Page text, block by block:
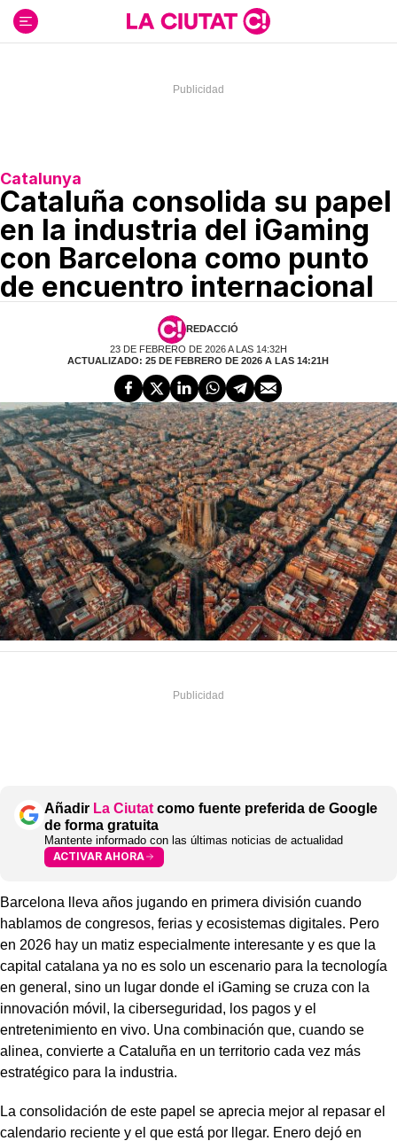
contenido
Catalunya
Cataluña consolida su papel
en la industria del iGaming
con Barcelona como punto
de encuentro internacional
REDACCIÓ
23 DE FEBRERO DE 2026 A LAS 14:32H
ACTUALIZADO: 25 DE FEBRERO DE 2026 A LAS 14:21H
Añadir La Ciutat como fuente preferida de Google
de forma gratuita
Mantente informado con las últimas noticias de actualidad
ACTIVAR AHORA
Barcelona lleva años jugando en primera división cuando
hablamos de congresos, ferias y ecosistemas digitales. Pero
en 2026 hay un matiz especialmente interesante y es que la
capital catalana ya no es solo un escenario para la tecnología
en general, sino un lugar donde el iGaming se cruza con la
innovación móvil, la ciberseguridad, los pagos y el
entretenimiento en vivo. Una combinación que, cuando se
alinea, convierte a Cataluña en un territorio cada vez más
estratégico para la industria.
La consolidación de este papel se aprecia mejor al repasar el
calendario reciente y el que está por llegar. Enero dejó en